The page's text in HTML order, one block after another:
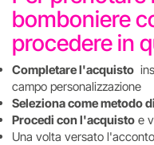
bomboniere
procedere in
Completare l'acquisto
campo personalizzazione
Seleziona come metodo
Procedi con l'acquisto e
Una volta versato l'acconto